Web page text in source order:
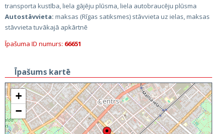
transporta kustība, liela gājēju plūsma, liela autobraucēju plūsma
Autostāvvieta: maksas (Rīgas satiksmes) stāvvieta uz ielas, maksas
stāvvieta tuvākajā apkārtnē
Īpašuma ID numurs: 66651
Īpašums kartē
+
−